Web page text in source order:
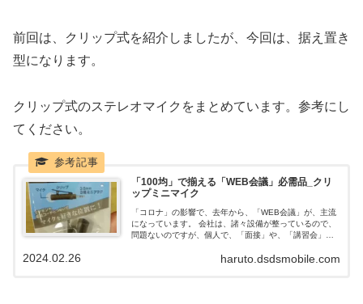
前回は、クリップ式を紹介しましたが、今回は、据え置き
型になります。
クリップ式のステレオマイクをまとめています。参考にし
てください。
「100均」で揃える「WEB会議」必需品_クリ
ップミニマイク
「コロナ」の影響で、去年から、「WEB会議」が、主流
になっています。 会社は、諸々設備が整っているので、
問題ないのですが、個人で、「面接」や、「講習会」な
の「パソコン」で使える「マイク」です。 2022年6月27
haruto.dsdsmobile.com
2024.02.26